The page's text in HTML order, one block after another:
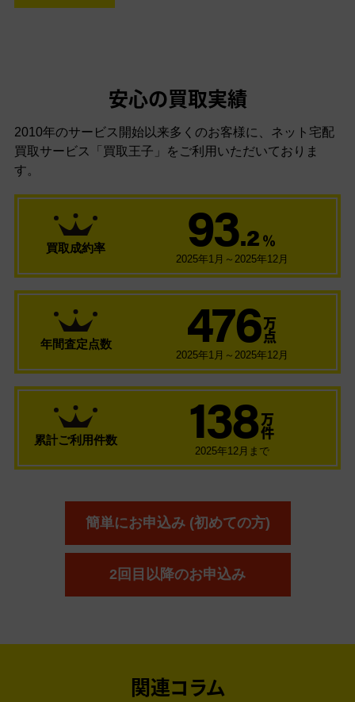
安心の買取実績
2010年のサービス開始以来多くのお客様に、 ネット宅配
買取サービス「買取王子」をご利用いただいておりま
す。
買取成約率 93.2 ％
2025年1月～2025年12月
年間査定点数 476 万
点
2025年1月～2025年12月
累計ご利用件数 138 万
件
2025年12月まで
簡単にお申込み (初めての方)
2回目以降のお申込み
関連コラム